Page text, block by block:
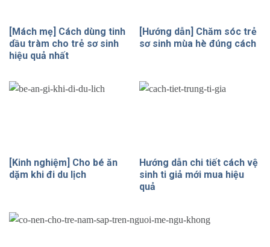
[Mách mẹ] Cách dùng tinh
dầu tràm cho trẻ sơ sinh
hiệu quả nhất
[Hướng dẫn] Chăm sóc trẻ
sơ sinh mùa hè đúng cách
[Kinh nghiệm] Cho bé ăn
dặm khi đi du lịch
Hướng dẫn chi tiết cách vệ
sinh ti giả mới mua hiệu
quả